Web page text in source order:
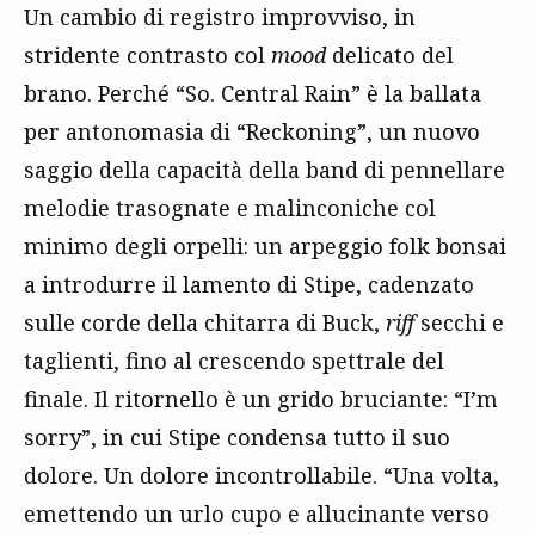
Un cambio di registro improvviso, in
stridente contrasto col mooddelicato del
brano. Perché “So. Central Rain” è la ballata
per antonomasia di “Reckoning”, un nuovo
saggio della capacità della band di pennellare
melodie trasognate e malinconiche col
minimo degli orpelli: un arpeggio folk bonsai
a introdurre il lamento di Stipe, cadenzato
sulle corde della chitarra di Buck, riffsecchi e
taglienti, fino al crescendo spettrale del
finale. Il ritornello è un grido bruciante: “I’m
sorry”, in cui Stipe condensa tutto il suo
dolore. Un dolore incontrollabile. “Una volta,
emettendo un urlo cupo e allucinante verso